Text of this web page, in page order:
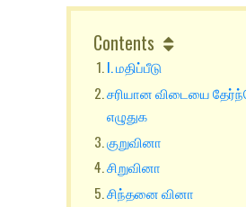
Contents
I. மதிப்பீடு
சரியான விடையை
எழுதுக
குறுவினா
சிறுவினா
சிந்தனை வினா